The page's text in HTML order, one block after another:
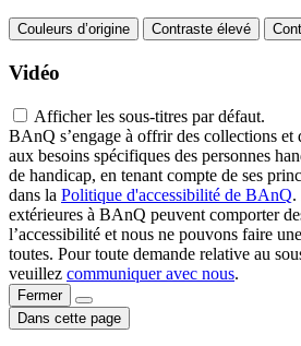
Couleurs d’origine Contraste élevé
Vidéo
Afficher les sous-titres par défaut.
BAnQ s’engage à offrir des collections et
aux besoins spécifiques des personnes
de handicap, en tenant compte de ses
dans la Politique d'accessibilité de BAnQ.
extérieures à BAnQ peuvent comporter
l’accessibilité et nous ne pouvons faire
toutes. Pour toute demande relative au
veuillez communiquer avec nous.
Fermer
Dans cette page